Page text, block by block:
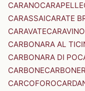
CARANOCARAPELLE
CARASSAICARATE
CARAVATECARAVINO
CARBONARA AL
CARBONARA DI PO
CARBONE
CARCOFORO